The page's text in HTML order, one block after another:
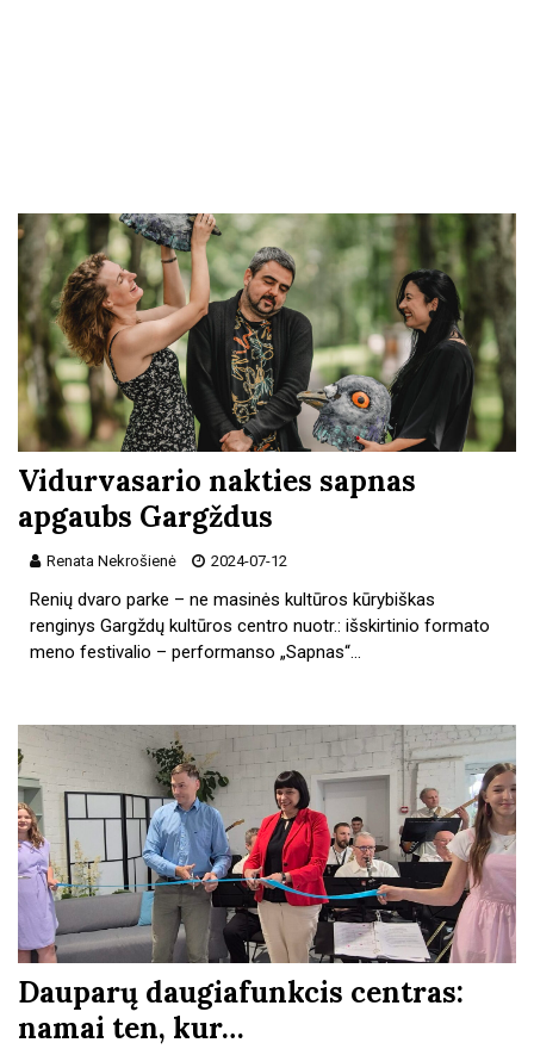
Vidurvasario nakties sapnas
apgaubs Gargždus
Renata Nekrošienė 2024-07-12
Renių dvaro parke – ne masinės kultūros kūrybiškas
renginys Gargždų kultūros centro nuotr.: išskirtinio formato
meno festivalio – performanso „Sapnas“…
Dauparų daugiafunkcis centras:
namai ten, kur…